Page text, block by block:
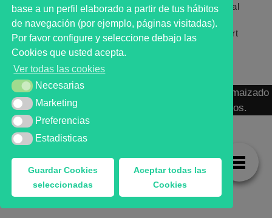
Primer analista bursátil automatizado profesional
que ayuda a la decisión | First automated stock
markets analyst software as a desission support
system.
MARKT ADVISOR ® 2016 :: Análisis Bursátil Automaizado
de Activos Cotizados en Mercados Organizados.
base a un perfil elaborado a partir de tus hábitos
de navegación (por ejemplo, páginas visitadas).
Por favor configure y seleccione debajo las
Cookies que usted acepta.
Ver todas las cookies
NecesariasNecesarias
MarketingMarketing
Preferencias
Preferencias
Estadisticas
Estadisticas
Guardar Cookies
seleccionadas
Aceptar todas las
Cookies